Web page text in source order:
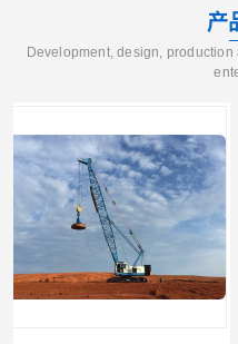
产
Development, design,